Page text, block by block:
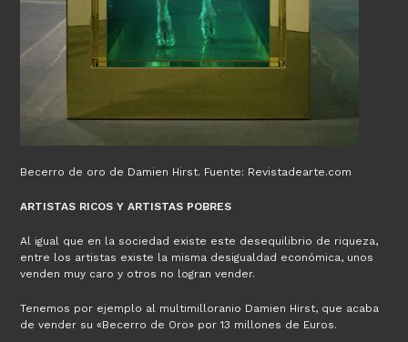
Becerro de oro de Damien Hirst. Fuente: Revistadearte.com
ARTISTAS RICOS Y ARTISTAS POBRES
Al igual que en la sociedad existe este desequilibrio de riqueza,
entre los artistas existe la misma desigualdad económica, unos
venden muy caro y otros no logran vender.
Tenemos por ejemplo al multimilloranio Damien Hirst, que acaba
de vender su «Becerro de Oro» por 13 millones de Euros.